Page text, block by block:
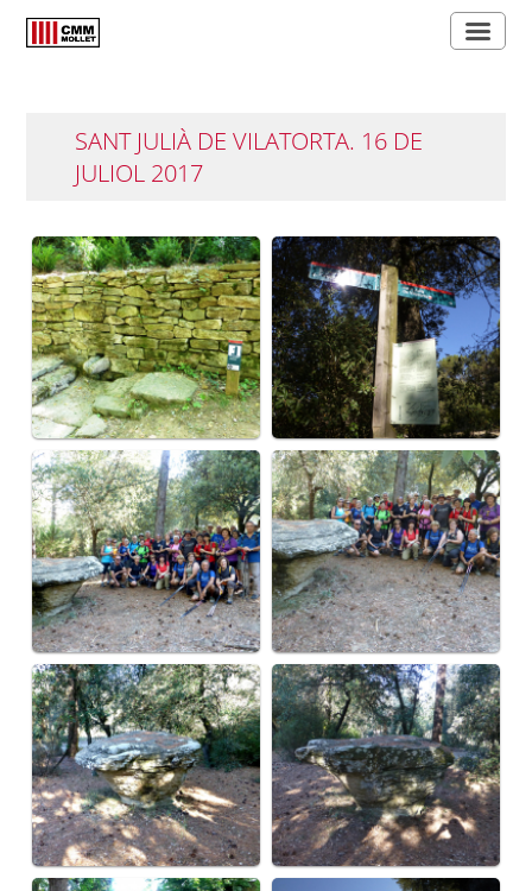
SANT JULIÀ DE VILATORTA. 16 DE
JULIOL 2017